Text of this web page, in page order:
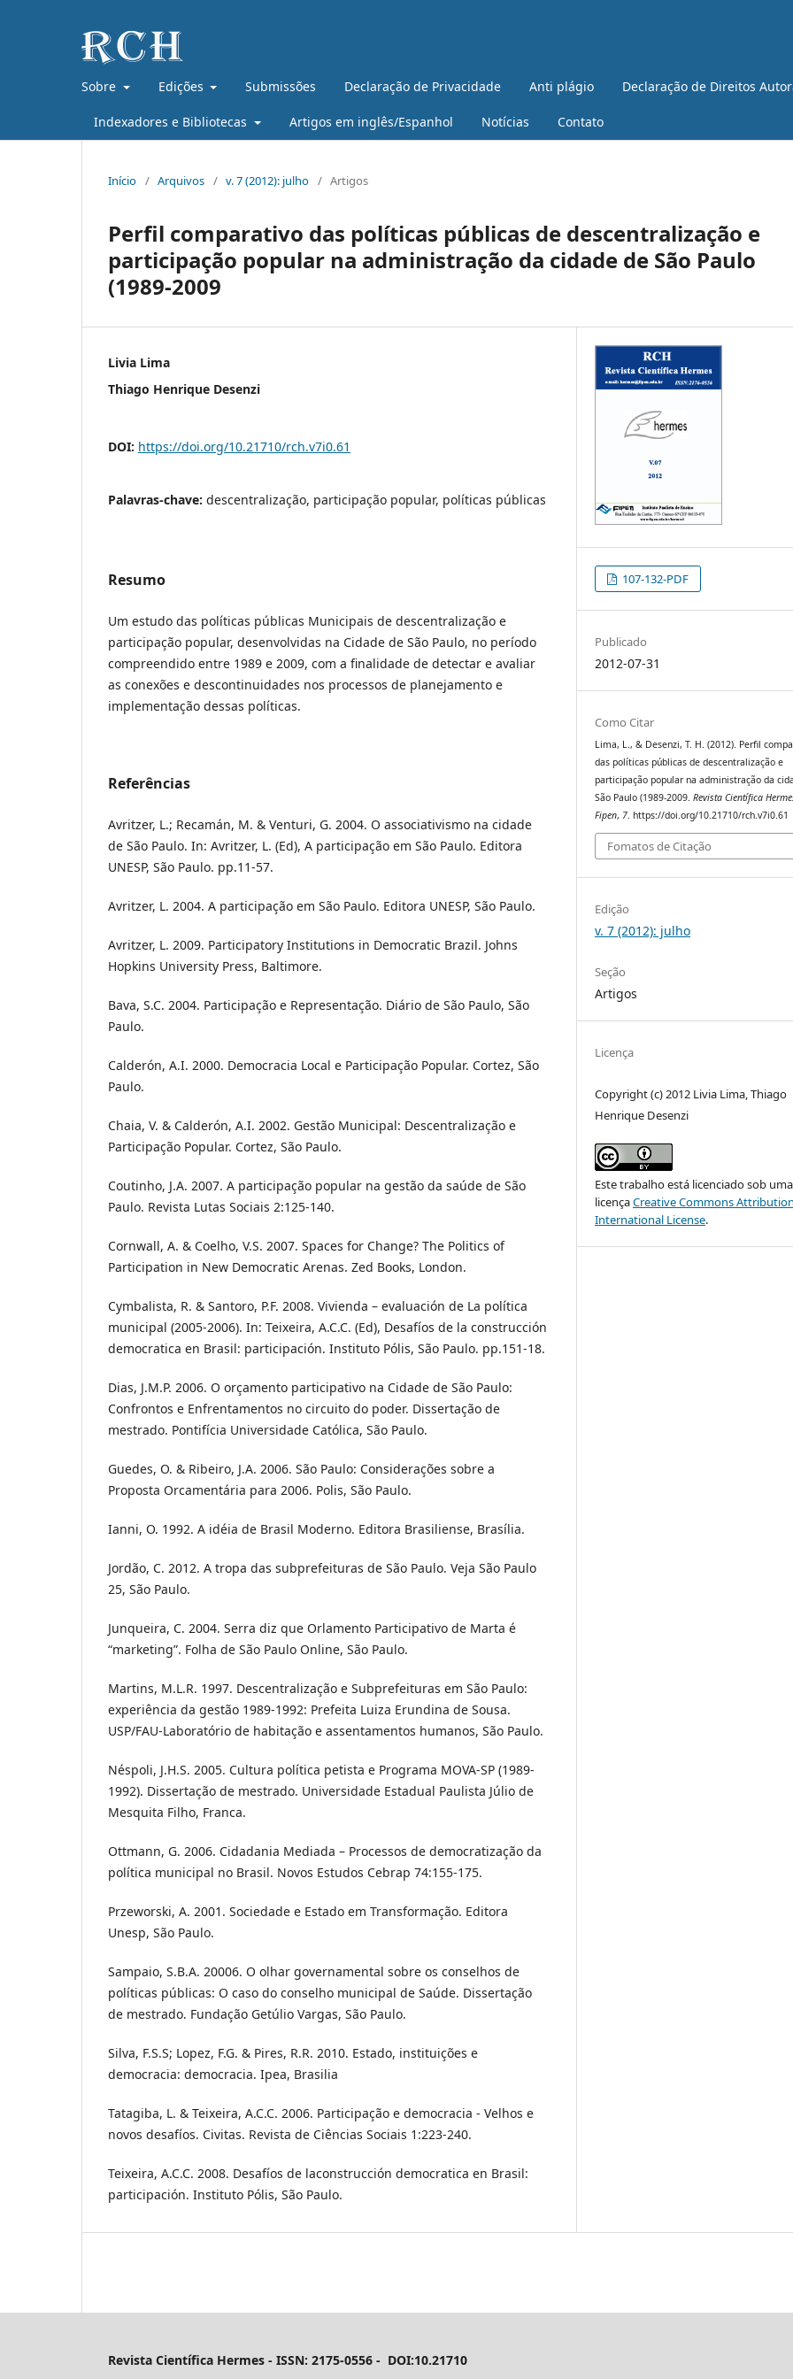
Sobre Edições Submissões Declaração de Privacidade Anti plágio Declaração de Direitos
Indexadores e Bibliotecas Artigos em inglês/Espanhol Notícias Contato
Início / Arquivos / v. 7 (2012): julho / Artigos
Perfil comparativo das políticas públicas de descentralização e
participação popular na administração da cidade de São Paulo
(1989-2009
Livia Lima
Thiago Henrique Desenzi
DOI: https://doi.org/10.21710/rch.v7i0.61
Palavras-chave: descentralização, participação popular, políticas públicas
Resumo
Um estudo das políticas públicas Municipais de descentralização e
participação popular, desenvolvidas na Cidade de São Paulo, no período
compreendido entre 1989 e 2009, com a finalidade de detectar e avaliar
as conexões e descontinuidades nos processos de planejamento e
implementação dessas políticas.
Referências
Avritzer, L.; Recamán, M. & Venturi, G. 2004. O associativismo na cidade
de São Paulo. In: Avritzer, L. (Ed), A participação em São Paulo. Editora
UNESP, São Paulo. pp.11-57.
Avritzer, L. 2004. A participação em São Paulo. Editora UNESP, São Paulo.
Avritzer, L. 2009. Participatory Institutions in Democratic Brazil. Johns
Hopkins University Press, Baltimore.
Bava, S.C. 2004. Participação e Representação. Diário de São Paulo, São
Paulo.
Calderón, A.I. 2000. Democracia Local e Participação Popular. Cortez, São
Paulo.
Chaia, V. & Calderón, A.I. 2002. Gestão Municipal: Descentralização e
Participação Popular. Cortez, São Paulo.
Coutinho, J.A. 2007. A participação popular na gestão da saúde de São
Paulo. Revista Lutas Sociais 2:125-140.
Cornwall, A. & Coelho, V.S. 2007. Spaces for Change? The Politics of
Participation in New Democratic Arenas. Zed Books, London.
Cymbalista, R. & Santoro, P.F. 2008. Vivienda – evaluación de La política
municipal (2005-2006). In: Teixeira, A.C.C. (Ed), Desafíos de la construcción
democratica en Brasil: participación. Instituto Pólis, São Paulo. pp.151-18.
Dias, J.M.P. 2006. O orçamento participativo na Cidade de São Paulo:
Confrontos e Enfrentamentos no circuito do poder. Dissertação de
mestrado. Pontifícia Universidade Católica, São Paulo.
Guedes, O. & Ribeiro, J.A. 2006. São Paulo: Considerações sobre a
Proposta Orcamentária para 2006. Polis, São Paulo.
Ianni, O. 1992. A idéia de Brasil Moderno. Editora Brasiliense, Brasília.
Jordão, C. 2012. A tropa das subprefeituras de São Paulo. Veja São Paulo
25, São Paulo.
Junqueira, C. 2004. Serra diz que Orlamento Participativo de Marta é
“marketing”. Folha de São Paulo Online, São Paulo.
Martins, M.L.R. 1997. Descentralização e Subprefeituras em São Paulo:
experiência da gestão 1989-1992: Prefeita Luiza Erundina de Sousa.
USP/FAU-Laboratório de habitação e assentamentos humanos, São Paulo.
Néspoli, J.H.S. 2005. Cultura política petista e Programa MOVA-SP (1989-
1992). Dissertação de mestrado. Universidade Estadual Paulista Júlio de
Mesquita Filho, Franca.
Ottmann, G. 2006. Cidadania Mediada – Processos de democratização da
política municipal no Brasil. Novos Estudos Cebrap 74:155-175.
Przeworski, A. 2001. Sociedade e Estado em Transformação. Editora
Unesp, São Paulo.
Sampaio, S.B.A. 20006. O olhar governamental sobre os conselhos de
políticas públicas: O caso do conselho municipal de Saúde. Dissertação
de mestrado. Fundação Getúlio Vargas, São Paulo.
Silva, F.S.S; Lopez, F.G. & Pires, R.R. 2010. Estado, instituições e
democracia: democracia. Ipea, Brasilia
Tatagiba, L. & Teixeira, A.C.C. 2006. Participação e democracia - Velhos e
novos desafíos. Civitas. Revista de Ciências Sociais 1:223-240.
Teixeira, A.C.C. 2008. Desafíos de laconstrucción democratica en Brasil:
participación. Instituto Pólis, São Paulo.
107-132-PDF
Publicado
2012-07-31
Como Citar
Lima, L., & Desenzi, T. H. (2012). Perfil
das políticas públicas de descentralização e
participação popular na administração da
São Paulo (1989-2009.Revista Científica
Fipen, 7. https://doi.org/10.21710/rch.v7i0.61
Fomatos de Citação
Edição
v. 7 (2012): julho
Seção
Artigos
Licença
Copyright (c) 2012 Livia Lima, Thiago
Henrique Desenzi
Este trabalho está licenciado sob uma
licençaCreative Commons
International License.
Revista Científica Hermes - ISSN: 2175-0556 - DOI:10.21710